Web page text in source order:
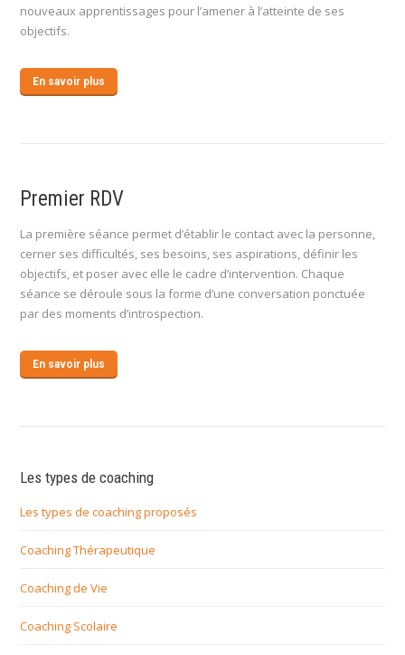
nouveaux apprentissages pour l’amener à l’atteinte de ses
objectifs.
En savoir plus
Premier RDV
La première séance permet d’établir le contact avec la personne,
cerner ses difficultés, ses besoins, ses aspirations, définir les
objectifs, et poser avec elle le cadre d’intervention. Chaque
séance se déroule sous la forme d’une conversation ponctuée
par des moments d’introspection.
En savoir plus
Les types de coaching
Les types de coaching proposés
Coaching Thérapeutique
Coaching de Vie
Coaching Scolaire